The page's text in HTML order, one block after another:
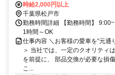
場完備）
時給2,000円以上
千葉県松戸市
勤務時間詳細 【勤務時間】
1時間～OK
仕事内容 ＼お客様の愛車を“元通
＞ 当社では、一定のクオリティ
を前提に、 部品交換が必要な損
こ...